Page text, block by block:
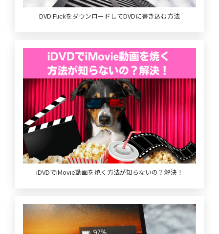
DVD FlickをダウンロードしてDVDに書き込む方法
iDVDでiMovie動画を焼く方法が知らないの？解決！